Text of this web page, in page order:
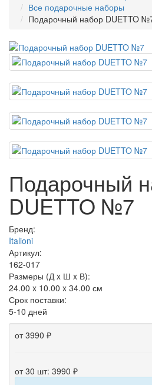
Все подарочные наборы
Подарочный набор DUETTO
Подарочный
DUETTO №7
Бренд:
Italioni
Артикул:
162-017
Размеры (Д x Ш x В):
24.00 x 10.00 x 34.00 см
Срок поставки:
5-10 дней
от 3990 ₽
от 30 шт: 3990 ₽